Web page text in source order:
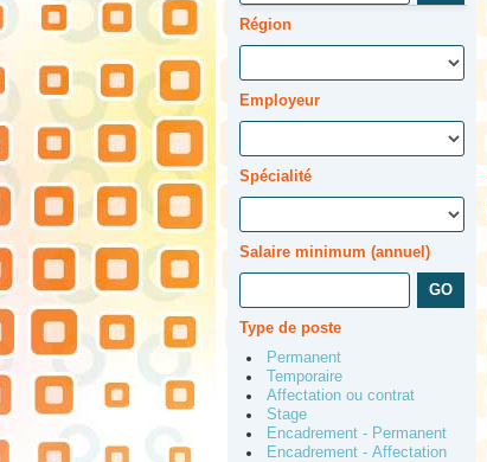
Région
Employeur
Spécialité
Salaire minimum (annuel)
Type de poste
Permanent
Temporaire
Affectation ou contrat
Stage
Encadrement - Permanent
Encadrement - Affectation